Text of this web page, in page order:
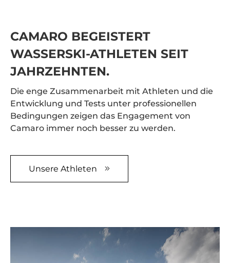
CAMARO BEGEISTERT
WASSERSKI-ATHLETEN SEIT
JAHRZEHNTEN.
Die enge Zusammenarbeit mit Athleten und die
Entwicklung und Tests unter professionellen
Bedingungen zeigen das Engagement von
Camaro immer noch besser zu werden.
Unsere Athleten